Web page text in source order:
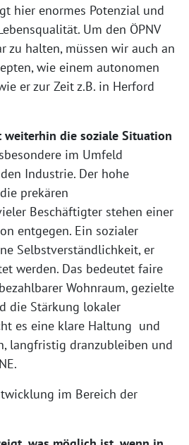
hier enormes Potenzial und
Um den ÖPNV
zu halten, müssen wir auch an
wie einem autonomen
er zur Zeit z.B. in Herford
weiterhin die soziale Situation
im Umfeld
Industrie. Der hohe
prekären
Beschäftigter stehen einer
entgegen. Ein sozialer
Selbstverständlichkeit, er
werden. Das bedeutet faire
Wohnraum, gezielte
die Stärkung lokaler
es eine klare Haltung und
langfristig dranzubleiben und
im Bereich der